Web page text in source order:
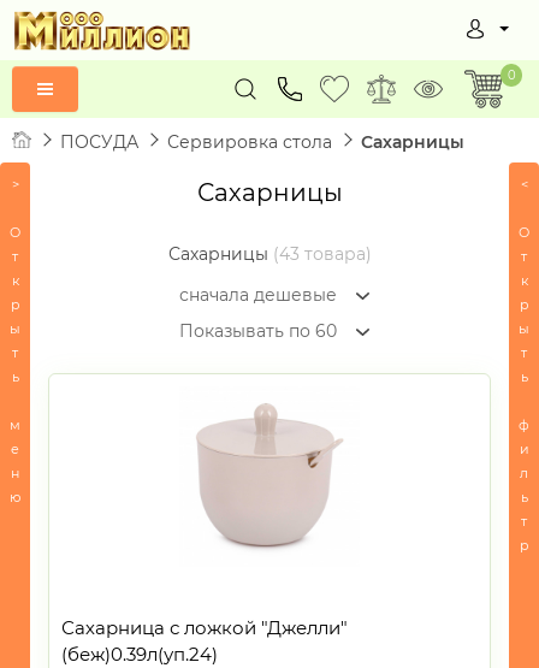
0
ПОСУДА Сервировка стола Сахарницы
по
-
Сервировка
приготовления
>
О
т
к
р
ы
т
ь
м
е
н
ю
Сахарницы
Сахарницы (43 товара)
сначала дешевые
Показывать по 60
Сахарница с ложкой "Джелли"
(беж)0.39л(уп.24)
<
О
т
к
р
ы
т
ь
ф
и
л
ь
т
р